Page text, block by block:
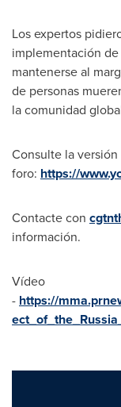
Los expertos
implementación
mantenerse al
de personas
la comunidad
Consulte la
foro: https://
Contacte con
información.
Vídeo
- https://